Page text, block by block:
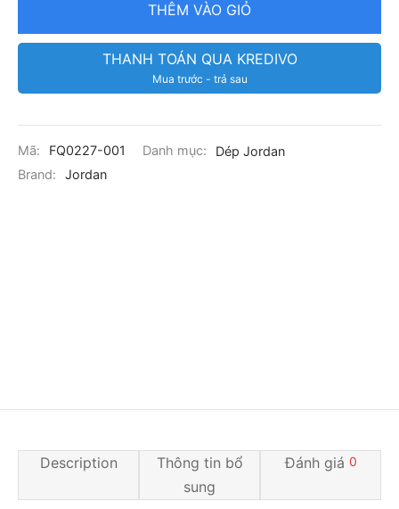
THÊM VÀO GIỎ
THANH TOÁN QUA KREDIVO
Mua trước - trả sau
Mã: FQ0227-001 Danh mục:
Dép Jordan
Brand:
Jordan
Description
Thông tin bổ
sung
Đánh giá 0